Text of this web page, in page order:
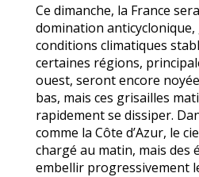
Ce dimanche, la France
domination
conditions climatiques
certaines régions,
ouest, seront encore
bas, mais ces grisailles
rapidement se dissiper.
comme la Côte d’Azur, le
chargé au matin, mais des
embellir progressivement